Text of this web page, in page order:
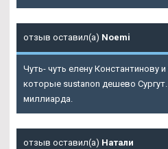
отзыв оставил(а) Noemi
Чуть- чуть елену Константинову
которые sustanon дешево Сургут.
миллиарда.
отзыв оставил(а) Натали